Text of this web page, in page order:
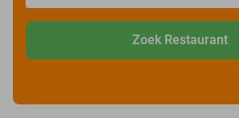
Zoek Restaurant